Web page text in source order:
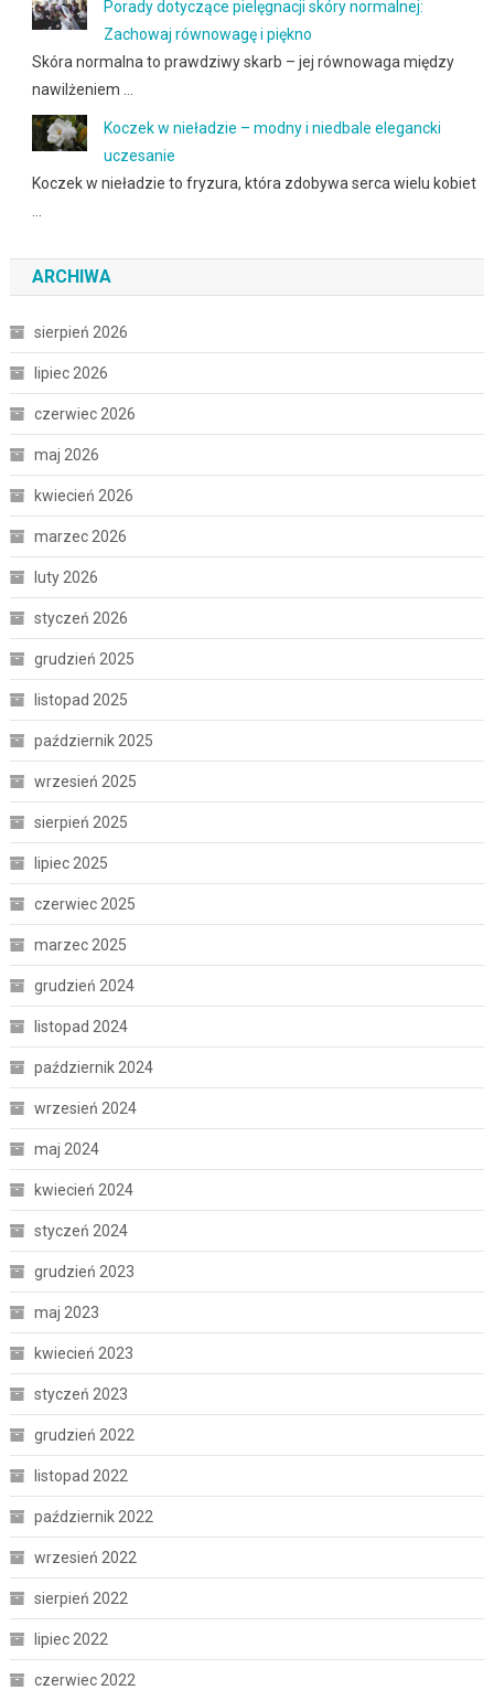
Porady dotyczące pielęgnacji skóry normalnej:
Zachowaj równowagę i piękno
Skóra normalna to prawdziwy skarb – jej równowaga między
nawilżeniem …
Koczek w nieładzie – modny i niedbale elegancki
uczesanie
Koczek w nieładzie to fryzura, która zdobywa serca wielu kobiet
ARCHIWA
sierpień 2026
lipiec 2026
czerwiec 2026
maj 2026
kwiecień 2026
marzec 2026
luty 2026
styczeń 2026
grudzień 2025
listopad 2025
październik 2025
wrzesień 2025
sierpień 2025
lipiec 2025
czerwiec 2025
marzec 2025
grudzień 2024
listopad 2024
październik 2024
wrzesień 2024
maj 2024
kwiecień 2024
styczeń 2024
grudzień 2023
maj 2023
kwiecień 2023
styczeń 2023
grudzień 2022
listopad 2022
październik 2022
wrzesień 2022
sierpień 2022
lipiec 2022
czerwiec 2022